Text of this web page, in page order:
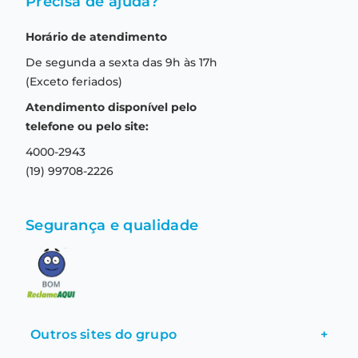
Formas de pagamento
Aviso de privacidade
Termos e condições de uso
Garantia
Troca e devolução
Central de relacionamento
Horário de atendimento
De segunda a sexta das 9h às 17h
(Exceto feriados)
Atendimento disponível pelo
telefone ou pelo site:
4000-2943
(19) 99708-2226
Segurança e qualidade
Outros sites do grupo +